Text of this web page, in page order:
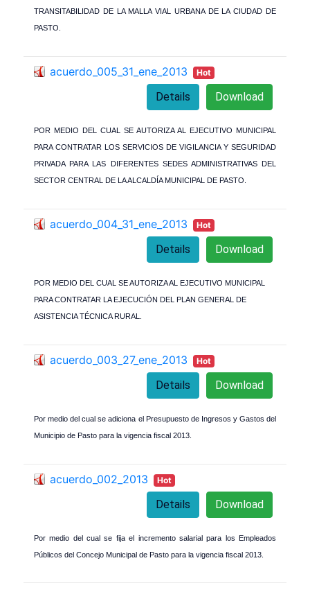
TRANSITABILIDAD DE LA MALLA VIAL URBANA DE LA CIUDAD DE
PASTO.
acuerdo_005_31_ene_2013 Hot
Download
Details
POR MEDIO DEL CUAL SE AUTORIZA AL EJECUTIVO MUNICIPAL
PARA CONTRATAR LOS SERVICIOS DE VIGILANCIA Y SEGURIDAD
PRIVADA PARA LAS DIFERENTES SEDES ADMINISTRATIVAS DEL
SECTOR CENTRAL DE LA ALCALDÍA MUNICIPAL DE PASTO.
acuerdo_004_31_ene_2013 Hot
Download
Details
POR MEDIO DEL CUAL SE AUTORIZA AL EJECUTIVO MUNICIPAL
PARA CONTRATAR LA EJECUCIÓN DEL PLAN GENERAL DE
ASISTENCIA TÉCNICA RURAL.
acuerdo_003_27_ene_2013 Hot
Download
Details
Por medio del cual se adiciona el Presupuesto de Ingresos y Gastos del
Municipio de Pasto para la vigencia fiscal 2013.
acuerdo_002_2013 Hot
Download
Details
Por medio del cual se fija el incremento salarial para los Empleados
Públicos del Concejo Municipal de Pasto para la vigencia fiscal 2013.